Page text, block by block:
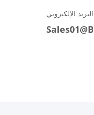
البريد الإلكتروني: